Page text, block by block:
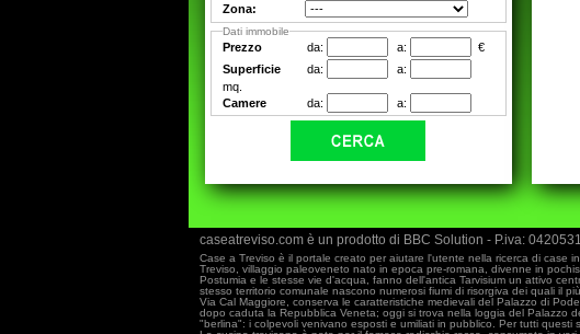
Zona:
Dati immobile
Prezzo da: a:
€
Superficie
da:
a:
mq.
Camere
da: a:
caseatreviso.com è un prodotto di BBC Solution - P.iva:
Case a Treviso è il portale creato per aiutare l'utente nella ricerca di case
Treviso, villaggio paleoveneto nato in epoca pre-romana, divenne in
Postumia e le stesse vie d'acqua, fanno dell'antica Tarvisium un attivo
stesso territorio comunale nascono numerosi fiumi di risorgiva dei quali il
Via Cal Maggiore, conserva le caratteristiche medievali del Palazzo di
dopo caduta la Repubblica Veneta; oggi si trova nella loggia del Palazzo
"berlina": i colpevoli venivano esposti e umiliati in pubblico. Per tutti